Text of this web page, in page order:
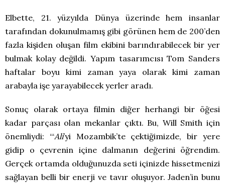
Elbette, 21. yüzyılda Dünya üzerinde hem insanlar
tarafından dokunulmamış gibi görünen hem de 200’den
fazla kişiden oluşan film ekibini barındırabilecek bir yer
bulmak kolay değildi. Yapım tasarımcısı Tom Sanders
haftalar boyu kimi zaman yaya olarak kimi zaman
arabayla işe yarayabilecek yerler aradı.
Sonuç olarak ortaya filmin diğer herhangi bir öğesi
kadar parçası olan mekanlar çıktı. Bu, Will Smith için
önemliydi: “‘Ali’yi Mozambik’te çektiğimizde, bir yere
gidip o çevrenin içine dalmanın değerini öğrendim.
Gerçek ortamda olduğunuzda seti içinizde hissetmenizi
sağlayan belli bir enerji ve tavır oluşuyor. Jaden’in bunu